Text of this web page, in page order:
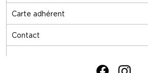
Carte adhérent
Contact